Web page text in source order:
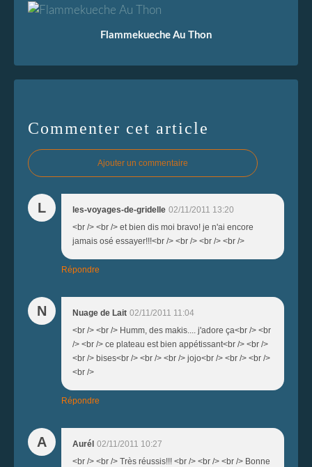
Flammekueche Au Thon
Commenter cet article
Ajouter un commentaire
L les-voyages-de-gridelle 02/11/2011 13:20
<br /> <br /> et bien dis moi bravo! je n'ai encore
jamais osé essayer!!!<br /> <br /> <br /> <br />
Répondre
N Nuage de Lait 02/11/2011 11:04
<br /> <br /> Humm, des makis.... j'adore ça<br /> <br
/> <br /> ce plateau est bien appétissant<br /> <br />
<br /> bises<br /> <br /> <br /> jojo<br /> <br /> <br />
<br />
Répondre
A Aurél 02/11/2011 10:27
<br /> <br /> Très réussis!!! <br /> <br /> <br /> Bonne